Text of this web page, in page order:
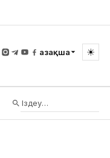
Қазақша ☀